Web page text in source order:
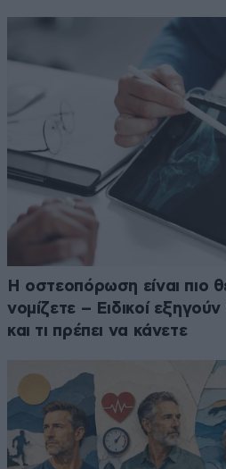
Η οστεοπόρωση είναι πιο
νομίζετε – Ειδικοί
και τι πρέπει να κάνετε